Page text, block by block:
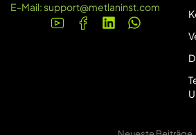
E-Mail:support@metlaninst.com